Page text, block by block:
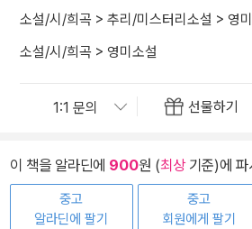
소설/시/희곡 > 추리/미스터리소설 > 영
소설/시/희곡 > 영미소설
선물하기
이 책을 알라딘에 900원 (최상기준)에 파
중고
알라딘에 팔기
중고
회원에게 팔기